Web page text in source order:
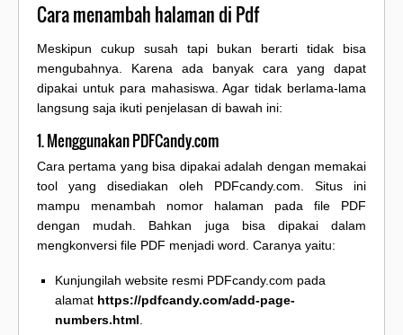
Cara menambah halaman di Pdf
Meskipun cukup susah tapi bukan berarti tidak bisa
mengubahnya. Karena ada banyak cara yang dapat
dipakai untuk para mahasiswa. Agar tidak berlama-lama
langsung saja ikuti penjelasan di bawah ini:
1. Menggunakan PDFCandy.com
Cara pertama yang bisa dipakai adalah dengan memakai
tool yang disediakan oleh PDFcandy.com. Situs ini
mampu menambah nomor halaman pada file PDF
dengan mudah. Bahkan juga bisa dipakai dalam
mengkonversi file PDF menjadi word. Caranya yaitu:
Kunjungilah website resmi PDFcandy.com pada
alamat https://pdfcandy.com/add-page-
numbers.html